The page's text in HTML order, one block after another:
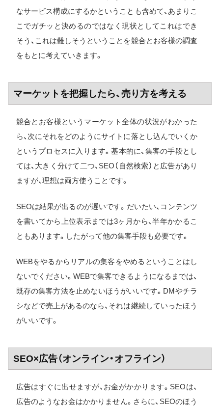
なサービス構成にするかということも含めて、あまりこ
こでガチッと決めるのではなく現状としてこれはでき
そう、これは難しそうということを競合とお客様の調査
をもとに考えていきます。
マーケットを把握したら、売り方を考える
競合とお客様というマーケット全体の状況がわかった
ら、次にそれをどのようにサイトに落とし込んでいくか
というプロセスに入ります。基本的に、集客の手段とし
ては、大きく分けて二つ、SEO（自然検索）と広告があり
ますが、理想は両方使うことです。
SEOは結果が出るのが遅いです。だいたい、コンテンツ
を書いてから上位表示までは3ヶ月から、半年かかるこ
ともあります。したがって他の集客手段も必要です。
WEBをやるからリアルの集客をやめるということはし
ないでください。WEBで集客できるようになるまでは、
既存の集客方法を止めないほうがいいです。DMやチラ
シなどで売上があるのなら、それは継続していったほう
がいいです。
SEO×広告（オンライン・オフライン）
広告はすぐに出せますが、お金がかかります。SEOは、
広告のようなお金はかかりません。さらに、SEOのほう